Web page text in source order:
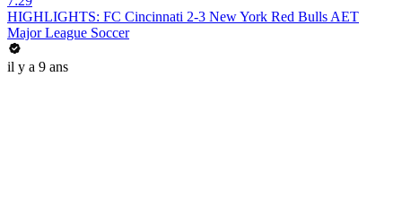
HIGHLIGHTS: FC Cincinnati 2-3 New York Red Bulls AET
Major League Soccer
il y a 9 ans